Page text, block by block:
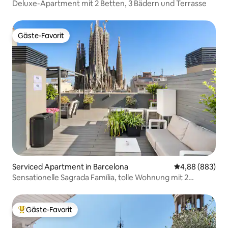
de los tres apartamentos, sin garantizar
ofrecen el mismo confort y estilo,
asegurando una estancia agradable
independientemente de la opción
asignada.
Deluxe-Apartment mit 2 Betten, 3 Bädern und Terrasse
Gäste-Favorit
Gäste-Favorit
Serviced Apartment in Barcelona
4,88 (883)
Sensationelle Sagrada Família, tolle Wohnung mit 2
Beliebter Gäste-Favorit.
Gäste-Favorit